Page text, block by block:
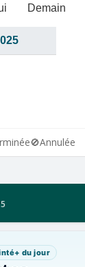
Demain
🚫Annulée
du jour